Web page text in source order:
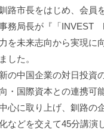
路市長をはじめ、会員
務局長が『「INVEST
を未来志向から実現に
した。
の中国企業の対日投資
・国際資本との連携可
心に取り上げ、釧路の
などを交えて45分講演